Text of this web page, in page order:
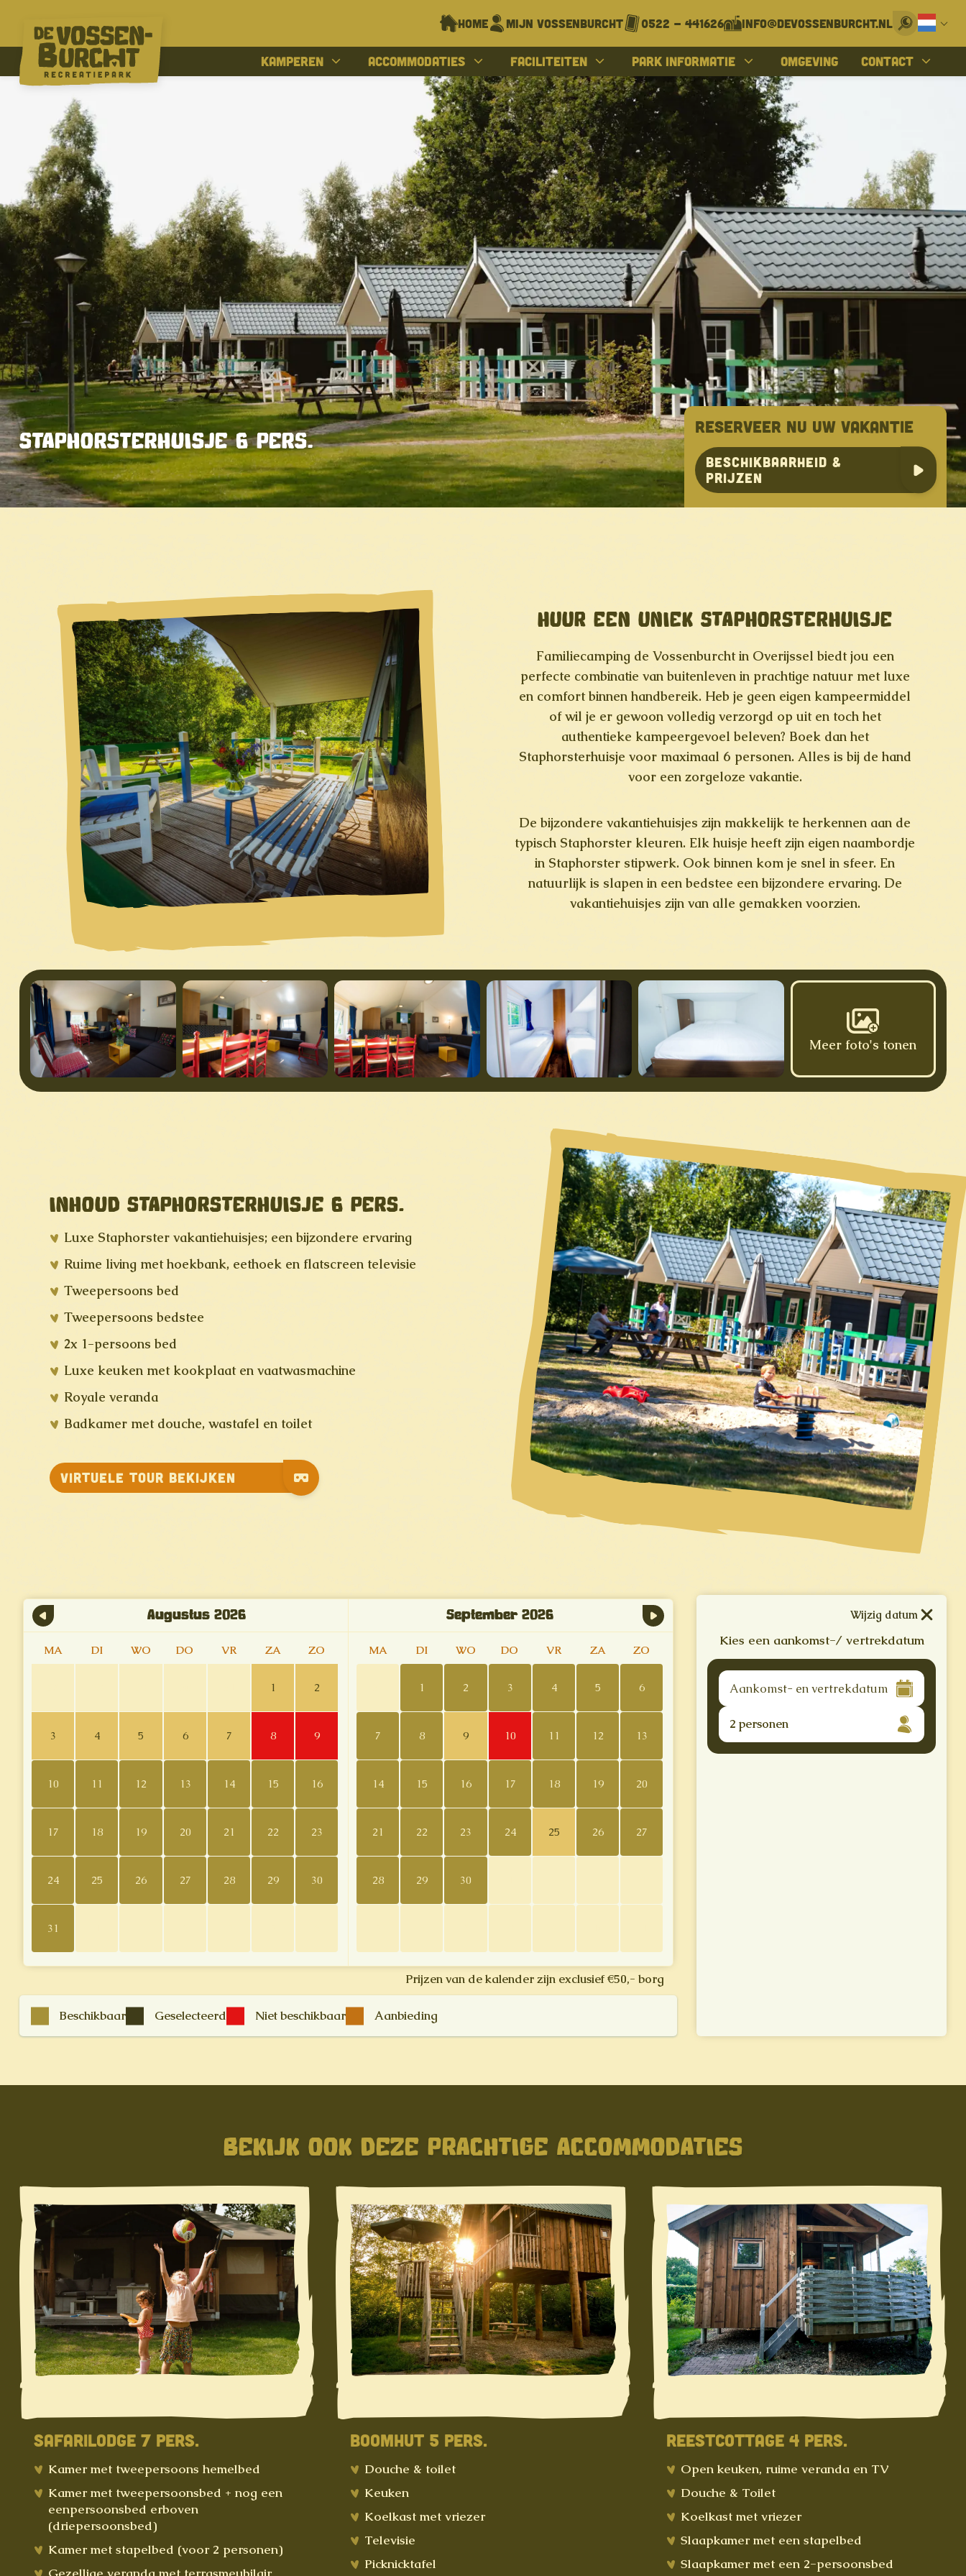
Home Mijn Vossenburcht 0522 - 441626 info@devossenburcht.nl Deutsch
Kamperen Accommodaties Faciliteiten Park informatie Omgeving Contact
STAPHORSTERHUISJE 6 PERS.
RESERVEER NU UW VAKANTIE
Beschikbaarheid &
prijzen
HUUR EEN UNIEK STAPHORSTERHUISJE
Familiecamping de Vossenburcht in Overijssel biedt jou een
perfecte combinatie van buitenleven in prachtige natuur met luxe
en comfort binnen handbereik. Heb je geen eigen kampeermiddel
of wil je er gewoon volledig verzorgd op uit en toch het
authentieke kampeergevoel beleven? Boek dan het
Staphorsterhuisje voor maximaal 6 personen. Alles is bij de hand
voor een zorgeloze vakantie.
De bijzondere vakantiehuisjes zijn makkelijk te herkennen aan de
typisch Staphorster kleuren. Elk huisje heeft zijn eigen naambordje
in Staphorster stipwerk. Ook binnen kom je snel in sfeer. En
natuurlijk is slapen in een bedstee een bijzondere ervaring. De
vakantiehuisjes zijn van alle gemakken voorzien.
Meer foto's tonen
INHOUD STAPHORSTERHUISJE 6 PERS.
Luxe Staphorster vakantiehuisjes; een bijzondere ervaring
Ruime living met hoekbank, eethoek en flatscreen televisie
Tweepersoons bed
Tweepersoons bedstee
2x 1-persoons bed
Luxe keuken met kookplaat en vaatwasmachine
Royale veranda
Badkamer met douche, wastafel en toilet
Virtuele tour bekijken
Augustus 2026
MA DI WO DO VR ZA ZO
1 2
3 4 5 6 7 8 9
10 11 12 13 14 15 16
17 18 19 20 21 22 23
24 25 26 27 28 29 30
31
September 2026
MA DI WO DO VR ZA ZO
1 2 3 4 5 6
7 8 9 10 11 12 13
14 15 16 17 18 19 20
21 22 23 24 25 26 27
28 29 30
Prijzen van de kalender zijn exclusief €50,- borg
Beschikbaar Geselecteerd Niet beschikbaar Aanbieding
Wijzig datum
Kies een aankomst-/ vertrekdatum
2 personen
BEKIJK OOK DEZE PRACHTIGE ACCOMMODATIES
SAFARILODGE 7 PERS.
Kamer met tweepersoons hemelbed
Kamer met tweepersoonsbed + nog een
eenpersoonsbed erboven
(driepersoonsbed)
Kamer met stapelbed (voor 2 personen)
BOOMHUT 5 PERS.
Douche & toilet
Keuken
Koelkast met vriezer
Televisie
Picknicktafel
REESTCOTTAGE 4 PERS.
Open keuken, ruime veranda en TV
Douche & Toilet
Koelkast met vriezer
Slaapkamer met een stapelbed
Slaapkamer met een 2-persoonsbed